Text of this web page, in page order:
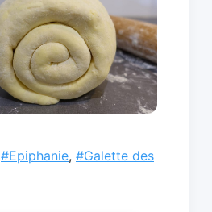
#Epiphanie, #Galette des